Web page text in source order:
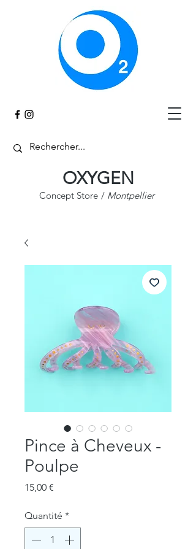
OXYGEN
Concept Store / Montpellier
Pince à Cheveux -
Poulpe
15,00 €
Quantité *